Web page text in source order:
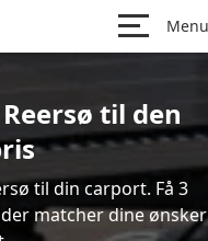
Menu
til den
til din carport. Få 3
matcher dine ønsker